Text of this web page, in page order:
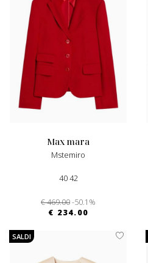
max mara
Mstemiro
40 42
€ 469.00-50.1%
€ 234.00
SALDI